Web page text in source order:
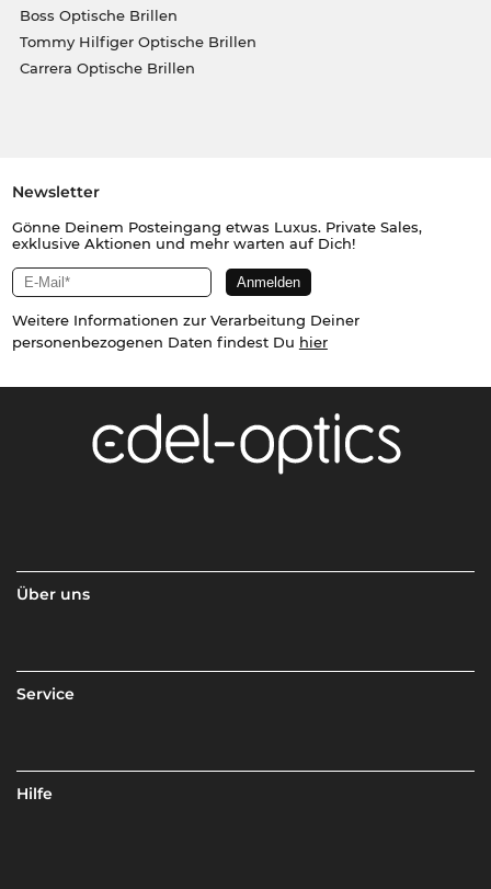
Boss Optische Brillen
Tommy Hilfiger Optische Brillen
Carrera Optische Brillen
Newsletter
Gönne Deinem Posteingang etwas Luxus. Private Sales,
exklusive Aktionen und mehr warten auf Dich!
Weitere Informationen zur Verarbeitung Deiner
personenbezogenen Daten findest Du hier
Über uns
Service
Hilfe